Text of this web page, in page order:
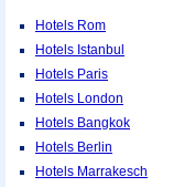
Hotels Rom
Hotels Istanbul
Hotels Paris
Hotels London
Hotels Bangkok
Hotels Berlin
Hotels Marrakesch